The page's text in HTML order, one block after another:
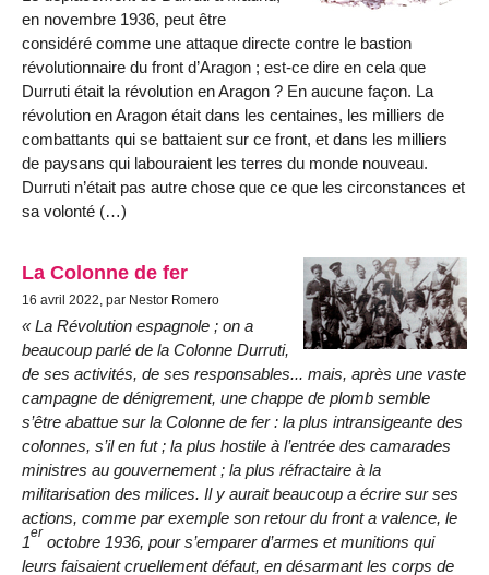
en novembre 1936, peut être
considéré comme une attaque directe contre le bastion
révolutionnaire du front d’Aragon ; est-ce dire en cela que
Durruti était la révolution en Aragon ? En aucune façon. La
révolution en Aragon était dans les centaines, les milliers de
combattants qui se battaient sur ce front, et dans les milliers
de paysans qui labouraient les terres du monde nouveau.
Durruti n’était pas autre chose que ce que les circonstances et
sa volonté (…)
La Colonne de fer
16 avril 2022, par Nestor Romero
« La Révolution espagnole ; on a
beaucoup parlé de la Colonne Durruti,
de ses activités, de ses responsables... mais, après une vaste
campagne de dénigrement, une chappe de plomb semble
s’être abattue sur la Colonne de fer : la plus intransigeante des
colonnes, s’il en fut ; la plus hostile à l’entrée des camarades
ministres au gouvernement ; la plus réfractaire à la
militarisation des milices. Il y aurait beaucoup a écrire sur ses
actions, comme par exemple son retour du front a valence, le
1er octobre 1936, pour s’emparer d’armes et munitions qui
leurs faisaient cruellement défaut, en désarmant les corps de